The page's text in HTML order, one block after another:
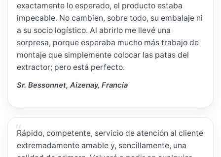
exactamente lo esperado, el producto estaba
impecable. No cambien, sobre todo, su embalaje ni
a su socio logístico. Al abrirlo me llevé una
sorpresa, porque esperaba mucho más trabajo de
montaje que simplemente colocar las patas del
extractor; pero está perfecto.
Sr. Bessonnet, Aizenay, Francia
Rápido, competente, servicio de atención al cliente
extremadamente amable y, sencillamente, una